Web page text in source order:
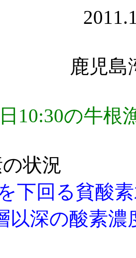
鹿児島
10:30の牛根
状況
下回る貧酸
以深の酸素濃